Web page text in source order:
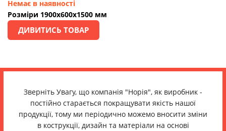
Немає в наявності
Розміри 1900х600х1500 мм
ДИВИТИСЬ ТОВАР
Зверніть Увагу, що компанія "Норія", як виробник -
постійно старається покращувати якість нашої
продукції, тому ми періодично можемо вносити зміни
в кострукції, дизайн та матеріали на основі